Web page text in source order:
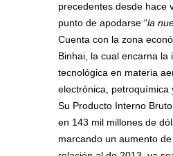
precedentes desde hace
punto de apodarse “la
Cuenta con la zona
Binhai, la cual encarna la
tecnológica en materia
electrónica, petroquímica
Su Producto Interno
en 143 mil millones de
marcando un aumento